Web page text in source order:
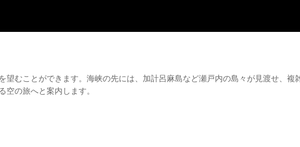
むことができます。海峡の先には、加計呂麻島など瀬戸内の島々が見渡せ、複
空の旅へと案内します。